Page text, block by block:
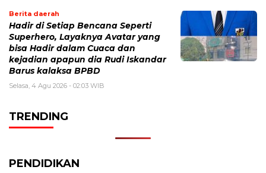
Berita daerah
Hadir di Setiap Bencana Seperti
Superhero, Layaknya Avatar yang
bisa Hadir dalam Cuaca dan
kejadian apapun dia Rudi Iskandar
Barus kalaksa BPBD
Selasa, 4 Agu 2026 - 02:03 WIB
TRENDING
PENDIDIKAN